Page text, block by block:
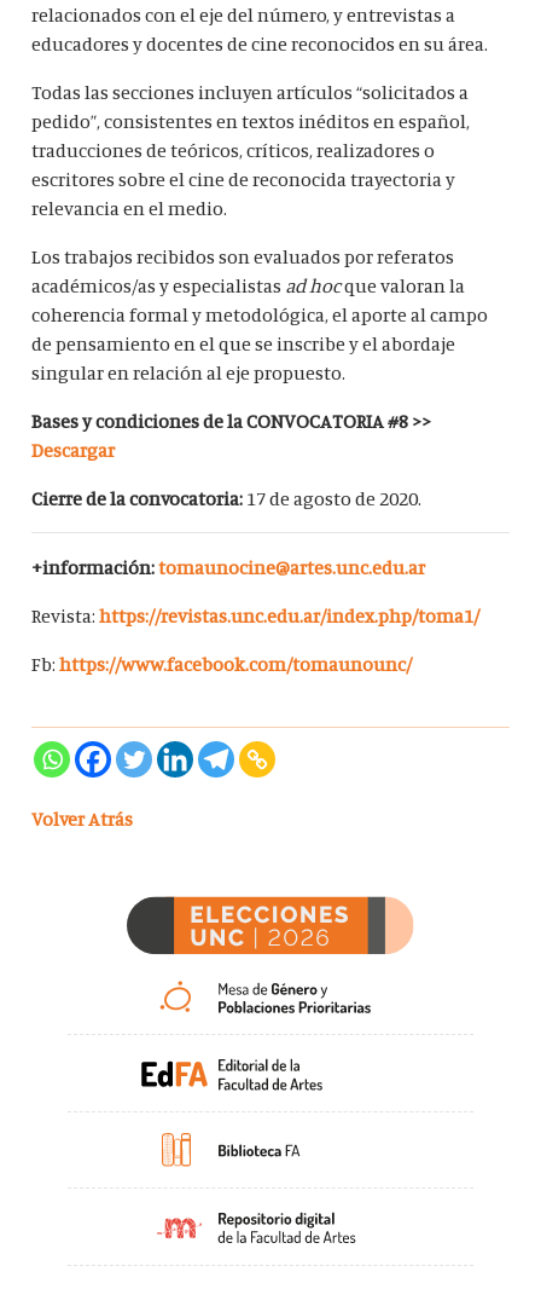
relacionados con el eje del número, y entrevistas a
educadores y docentes de cine reconocidos en su área.
Todas las secciones incluyen artículos “solicitados a
pedido”, consistentes en textos inéditos en español,
traducciones de teóricos, críticos, realizadores o
escritores sobre el cine de reconocida trayectoria y
relevancia en el medio.
Los trabajos recibidos son evaluados por referatos
académicos/as y especialistas ad hocque valoran la
coherencia formal y metodológica, el aporte al campo
de pensamiento en el que se inscribe y el abordaje
singular en relación al eje propuesto.
Bases y condiciones de la CONVOCATORIA #8 >>
Descargar
Cierre de la convocatoria: 17 de agosto de 2020.
+información:tomaunocine@artes.unc.edu.ar
Revista:https://revistas.unc.edu.ar/index.php/toma1/
Fb:https://www.facebook.com/tomaunounc/
Volver Atrás